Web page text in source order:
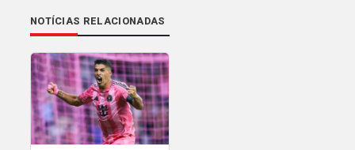
NOTÍCIAS RELACIONADAS